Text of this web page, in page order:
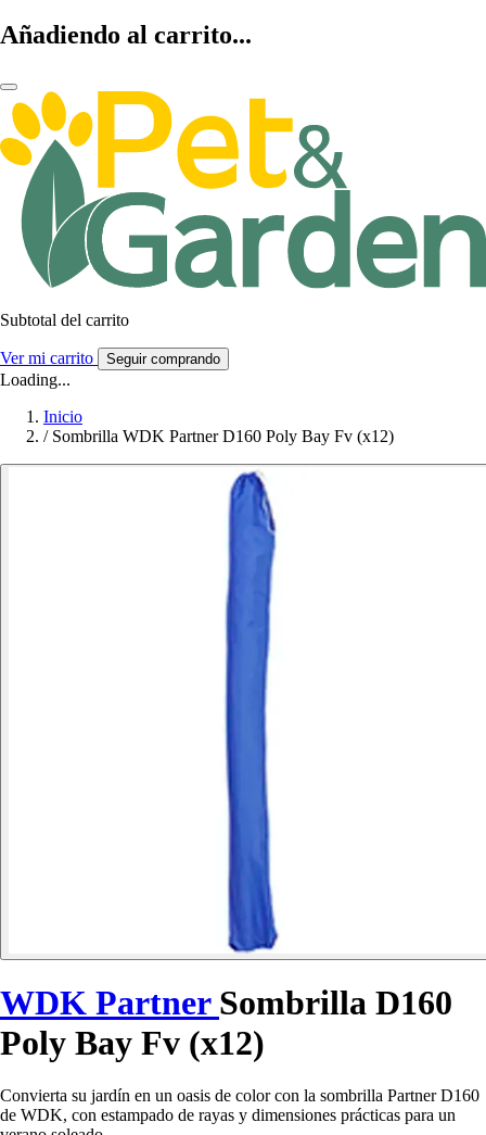
Añadiendo al carrito...
Subtotal del carrito
Ver mi carrito Seguir comprando
Loading...
Inicio
/ Sombrilla WDK Partner D160 Poly Bay Fv (x12)
WDK Partner Sombrilla D160
Poly Bay Fv (x12)
Convierta su jardín en un oasis de color con la sombrilla Partner D160
de WDK, con estampado de rayas y dimensiones prácticas para un